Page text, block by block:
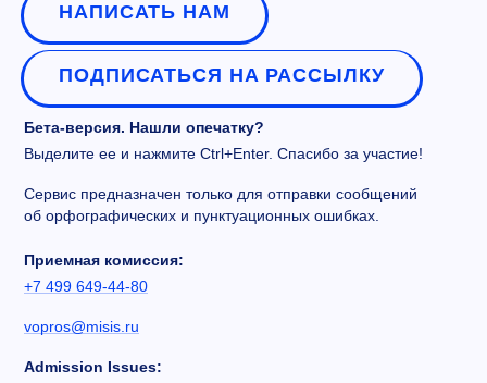
НАПИСАТЬ НАМ
ПОДПИСАТЬСЯ НА РАССЫЛКУ
Бета-версия. Нашли опечатку?
Выделите ее и нажмите Ctrl+Enter. Спасибо за участие!
Сервис предназначен только для отправки сообщений
об орфографических и пунктуационных ошибках.
Приемная комиссия:
+7 499 649-44-80
vopros@misis.ru
Admission Issues: